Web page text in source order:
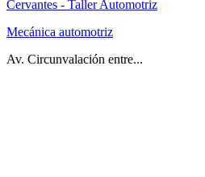
Cervantes - Taller Automotriz
Mecánica automotriz
Av. Circunvalación entre...